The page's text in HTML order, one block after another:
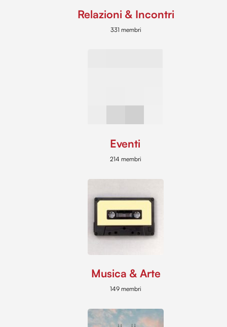
Relazioni & Incontri
331 membri
Eventi
214 membri
Musica & Arte
149 membri